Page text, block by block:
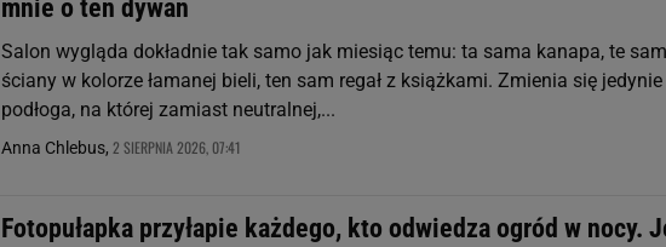
mnie o ten dywan
Salon wygląda dokładnie tak samo jak miesiąc temu: ta sama kanapa, te
ściany w kolorze łamanej bieli, ten sam regał z książkami. Zmienia się jedynie
podłoga, na której zamiast neutralnej,...
Anna Chlebus, 2 SIERPNIA 2026, 07:41
Fotopułapka przyłapie każdego, kto odwiedza ogród w nocy.